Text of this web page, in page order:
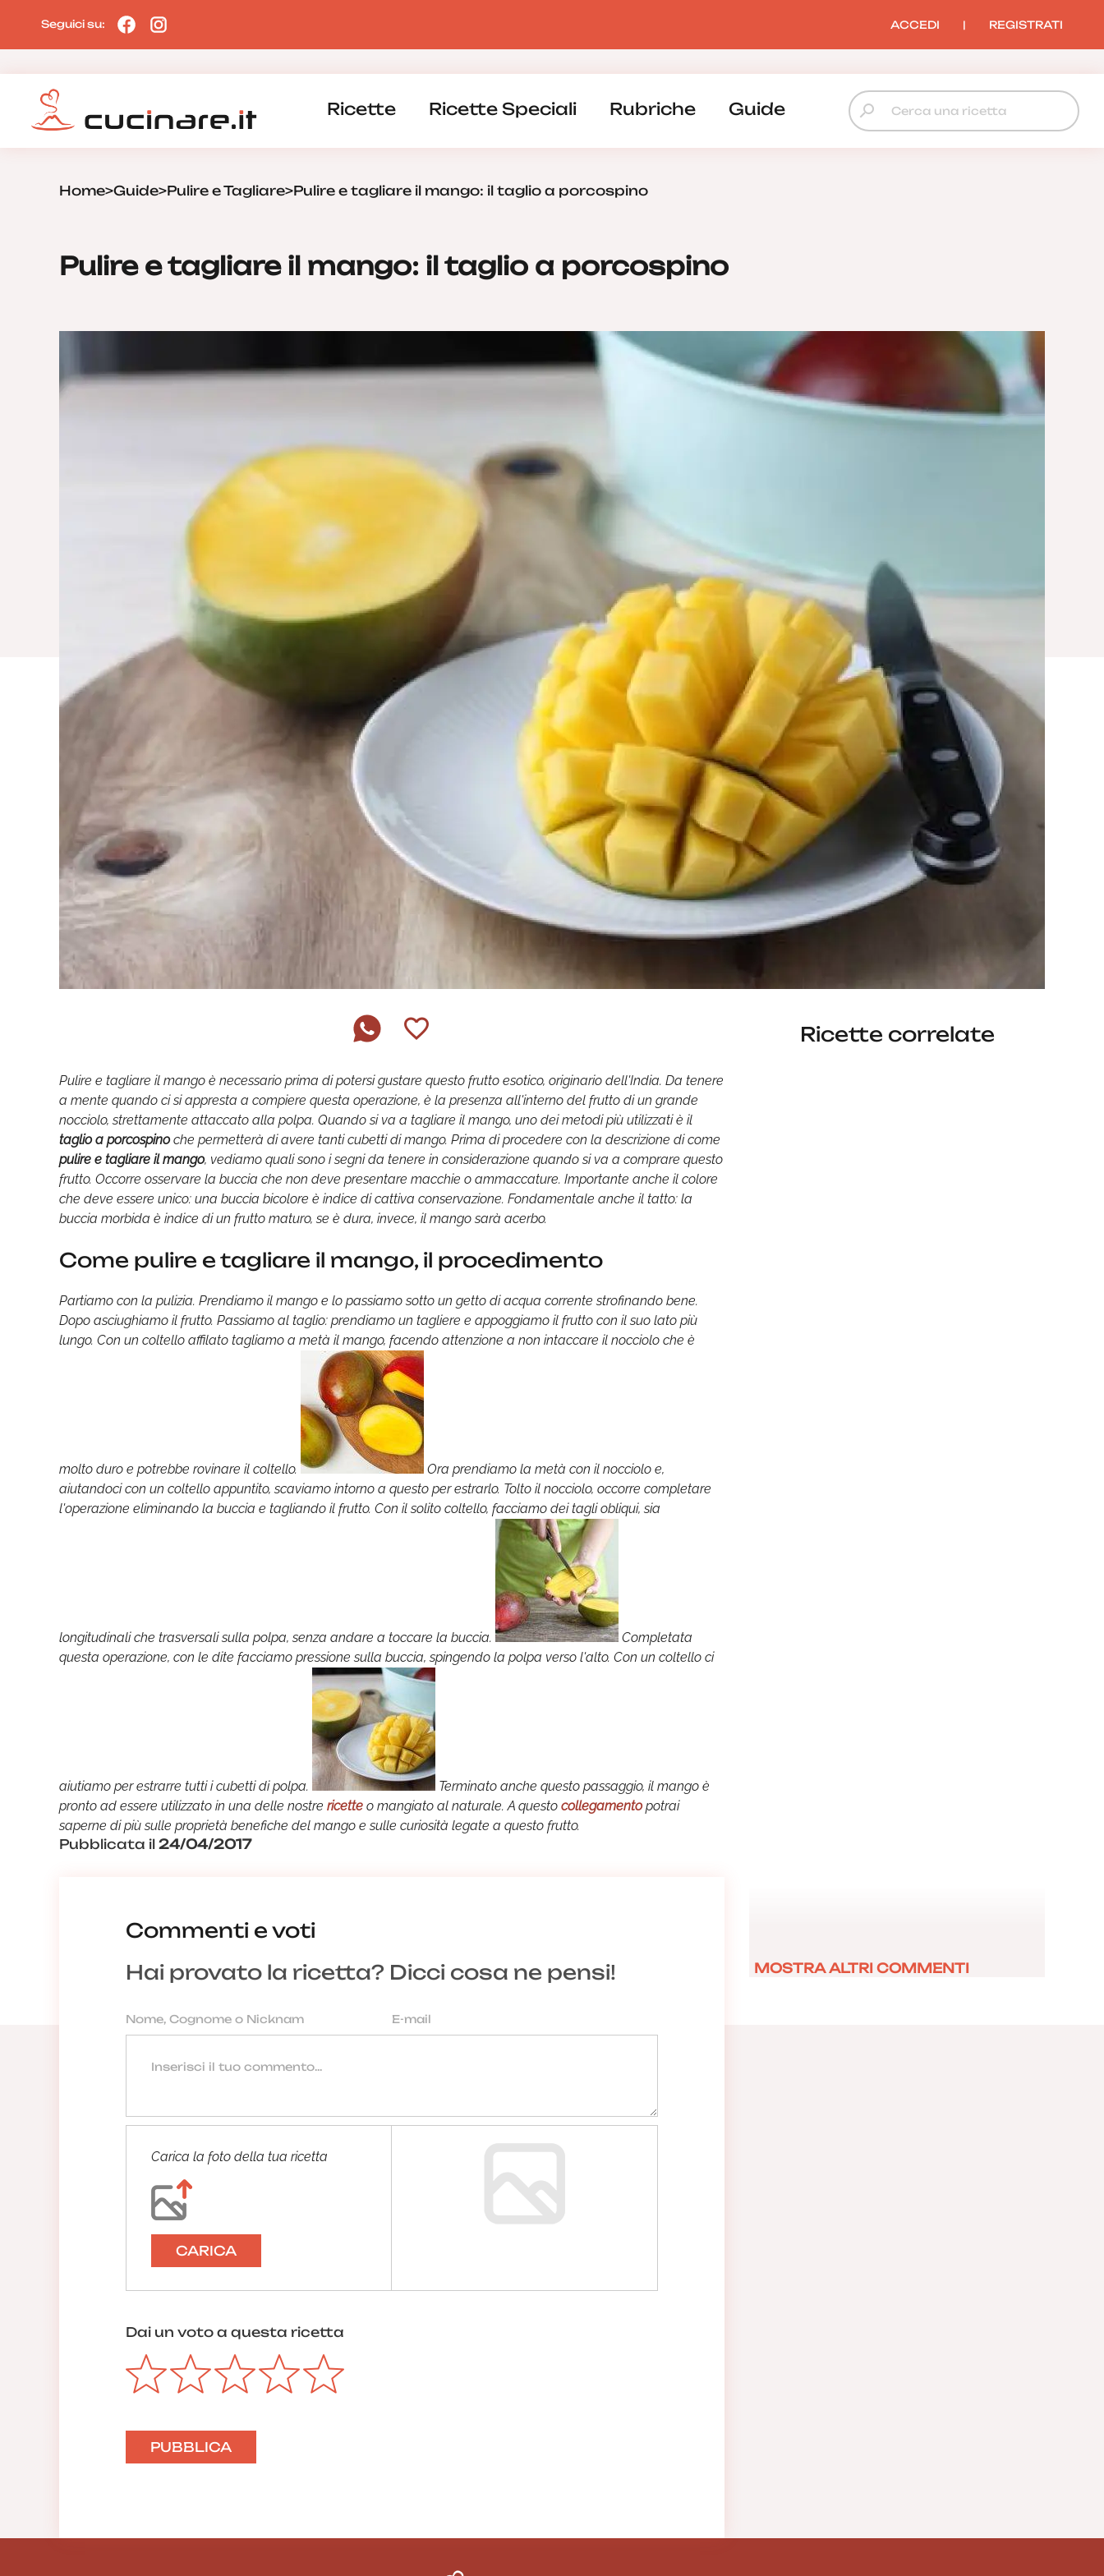
Seguici su: ACCEDI | REGISTRATI
Ricette Ricette Speciali Rubriche Guide
Home>Guide>Pulire e Tagliare>Pulire e tagliare il mango: il taglio a porcospino
Pulire e tagliare il mango: il taglio a porcospino
Pulire e tagliare il mango è necessario prima di potersi gustare questo frutto esotico, originario dell'India. Da tenere
a mente quando ci si appresta a compiere questa operazione, è la presenza all'interno del frutto di un grande
nocciolo, strettamente attaccato alla polpa. Quando si va a tagliare il mango, uno dei metodi più utilizzati è il
taglio a porcospinoche permetterà di avere tanti cubetti di mango. Prima di procedere con la descrizione di come
pulire e tagliare il mango, vediamo quali sono i segni da tenere in considerazione quando si va a comprare questo
frutto. Occorre osservare la buccia che non deve presentare macchie o ammaccature. Importante anche il colore
che deve essere unico: una buccia bicolore è indice di cattiva conservazione. Fondamentale anche il tatto: la
buccia morbida è indice di un frutto maturo, se è dura, invece, il mango sarà acerbo.
Come pulire e tagliare il mango, il procedimento
Partiamo con la pulizia. Prendiamo il mango e lo passiamo sotto un getto di acqua corrente strofinando bene.
Dopo asciughiamo il frutto. Passiamo al taglio: prendiamo un tagliere e appoggiamo il frutto con il suo lato più
lungo. Con un coltello affilato tagliamo a metà il mango, facendo attenzione a non intaccare il nocciolo che è
molto duro e potrebbe rovinare il coltello.
Ora prendiamo la metà con il nocciolo e,
aiutandoci con un coltello appuntito, scaviamo intorno a questo per estrarlo. Tolto il nocciolo, occorre completare
l'operazione eliminando la buccia e tagliando il frutto. Con il solito coltello, facciamo dei tagli obliqui, sia
longitudinali che trasversali sulla polpa, senza andare a toccare la buccia.
Completata
questa operazione, con le dite facciamo pressione sulla buccia, spingendo la polpa verso l'alto. Con un coltello ci
aiutiamo per estrarre tutti i cubetti di polpa.
Terminato anche questo passaggio, il mango è
pronto ad essere utilizzato in una delle nostre ricette o mangiato al naturale. A questo collegamentopotrai
saperne di più sulle proprietà benefiche del mango e sulle curiosità legate a questo frutto.
Pubblicata il 24/04/2017
Ricette correlate
Commenti e voti
Hai provato la ricetta? Dicci cosa ne pensi!
Carica la foto della tua ricetta
CARICA
Dai un voto a questa ricetta
MOSTRA ALTRI COMMENTI